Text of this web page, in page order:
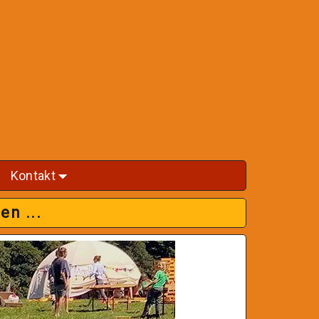
+
+
Kontakt
...